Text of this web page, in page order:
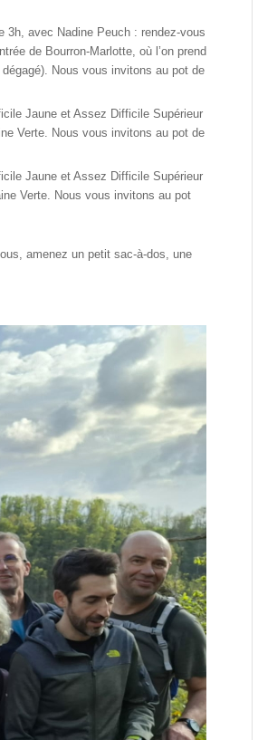
3h, avec Nadine Peuch : rendez-vous
de Bourron-Marlotte, où l’on prend
Nous vous invitons au pot de
Jaune et Assez Difficile Supérieur
Verte. Nous vous invitons au pot de
Jaune et Assez Difficile Supérieur
Verte. Nous vous invitons au pot
amenez un petit sac-à-dos, une